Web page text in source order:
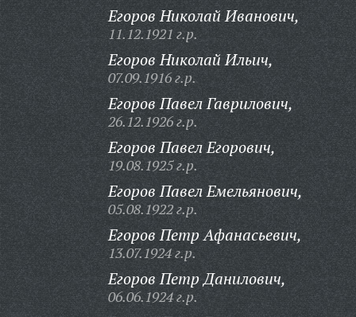
Егоров Николай Иванович,
11.12.1921 г.р.
Егоров Николай Ильич,
07.09.1916 г.р.
Егоров Павел Гаврилович,
26.12.1926 г.р.
Егоров Павел Егорович,
19.08.1925 г.р.
Егоров Павел Емельянович,
05.08.1922 г.р.
Егоров Петр Афанасьевич,
13.07.1924 г.р.
Егоров Петр Данилович,
06.06.1924 г.р.